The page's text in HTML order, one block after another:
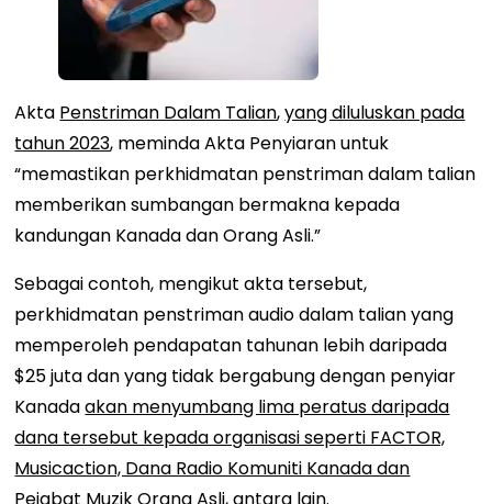
Akta Penstriman Dalam Talian,yang diluluskan pada
tahun 2023, meminda Akta Penyiaran untuk
“memastikan perkhidmatan penstriman dalam talian
memberikan sumbangan bermakna kepada
kandungan Kanada dan Orang Asli.”
Sebagai contoh, mengikut akta tersebut,
perkhidmatan penstriman audio dalam talian yang
memperoleh pendapatan tahunan lebih daripada
$25 juta dan yang tidak bergabung dengan penyiar
Kanadaakan menyumbang lima peratus daripada
dana tersebut kepada organisasi seperti FACTOR,
Musicaction, Dana Radio Komuniti Kanada dan